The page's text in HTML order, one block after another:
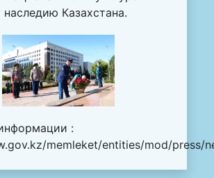
Казахстана.
:
memleket/entities/mod/press/